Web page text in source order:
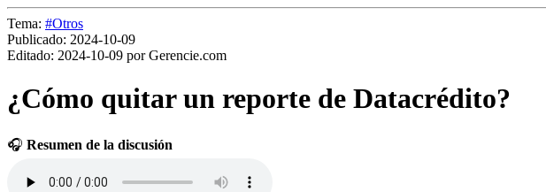
Tema: #Otros
Publicado: 2024-10-09
Editado: 2024-10-09 por Gerencie.com
¿Cómo quitar un reporte de Datacrédito?
🎧 Resumen de la discusión